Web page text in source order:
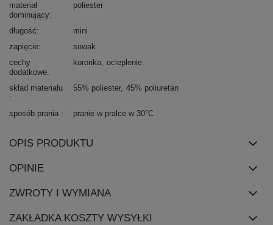
materiał
dominujący
poliester
długość
mini
zapięcie
suwak
cechy
dodatkowe
koronka ocieplenie
skład materiału 55% poliester 45% poliuretan
sposób prania pranie w pralce w 30°C
OPIS PRODUKTU
OPINIE
ZWROTY I WYMIANA
ZAKŁADKA KOSZTY WYSYŁKI